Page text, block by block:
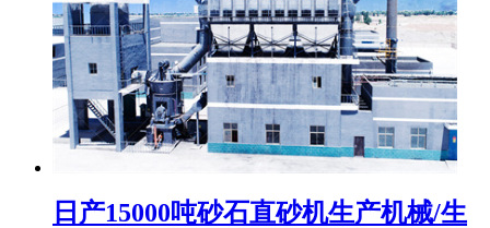
日产15000吨砂石直砂机生产机械/生